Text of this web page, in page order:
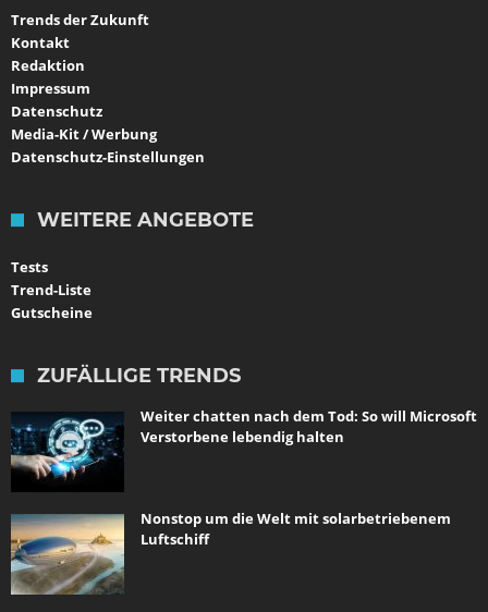
Trends der Zukunft
Kontakt
Redaktion
Impressum
Datenschutz
Media-Kit / Werbung
Datenschutz-Einstellungen
WEITERE ANGEBOTE
Tests
Trend-Liste
Gutscheine
ZUFÄLLIGE TRENDS
Weiter chatten nach dem Tod: So will Microsoft
Verstorbene lebendig halten
Nonstop um die Welt mit solarbetriebenem
Luftschiff